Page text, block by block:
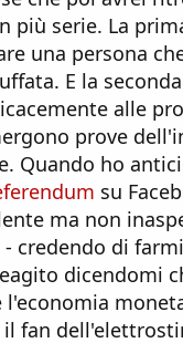
più serie. La
una persona
E la
alle
prove
Quando ho
su
ma non
credendo di
dicendomi
l'economia
il fan